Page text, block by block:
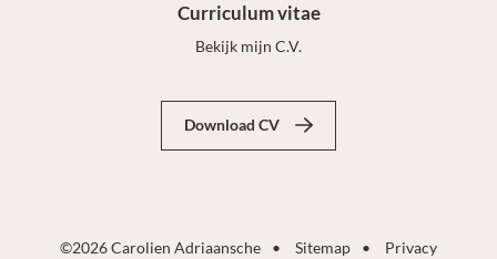
Curriculum vitae
Bekijk mijn C.V.
Download CV
©2026 Carolien Adriaansche • Sitemap • Privacy